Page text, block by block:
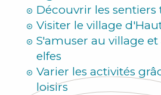
Découvrir les
Visiter le village
S'amuser au village et
elfes
Varier les activités
loisirs